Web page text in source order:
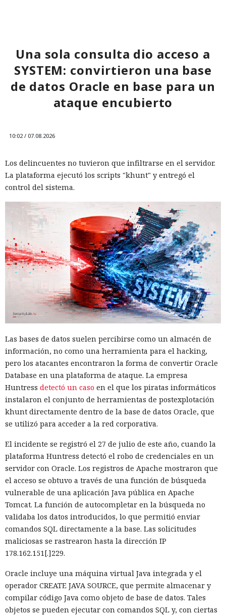
RAM y aceleran la compilación 2,3 veces.
Los desarrolladores, que durante años soportaron fallos
repentinos de Node.js al compilar aplicaciones complejas,
pudieron respirar más tranquilos: salió una nueva versión
del framework de JavaScript Next.js, que promete librarlos
del conocido mensaje «FATAL ERROR». El equipo de Next.jsp
resentóla versión 16.3 — la primera actualización
importante desde octubre de 2025, que reduce el consumo
de memoria RAM en desarrollo hasta un 90% y, además,
acelera el renderizado y el funcionamiento en general.
La contribución principal a la economía de memoria la
2022 sustituye progresivamente a Webpack en el proyecto.
En la nueva versión están activados por defecto el caché en
disco y el desplazamiento de datos no utilizados a disco. Una
instancia con 50 rutas (páginas separadas) ahora consume
alrededor de 840 megabytes en lugar de los anteriores 4,6
gigabytes — un ahorro de aproximadamente el 82%.
El caché en disco, probado ya en la versión 16.1, lee el caché
fragmentos de código que han cambiado. Según pruebas de
Vercel, una compilación de un proyecto que antes tardaba
21 segundos ahora se completa en 9,2 segundos — una
aceleración de 2,3 veces. El desplazamiento de memoria,
activado por defecto en modo de desarrollo, mueve los datos
no solicitados al disco cuando se aproxima al umbral de
carga y los vuelve a cargar cuando es necesario.
En modo experimental está disponible un nuevo
compilador de React escrito en Rust, integrado directamente
que antes requería pasar el código por eltranspilador
Babel, y es capaz de reducir el tiempo de compilación en un
34% en arranque en frío y en un 46% en recompilación.
la autenticación multifactor para los servicios en la nube y
vigilar la actividad de las cuentas por accesos desde
Una sola consulta dio acceso a
SYSTEM: convirtieron una base
de datos Oracle en base para un
ataque encubierto
10:02 / 07.08.2026
Los delincuentes no tuvieron que infiltrarse en el servidor.
La plataforma ejecutó los scripts "khunt" y entregó el
control del sistema.
Las bases de datos suelen percibirse como un almacén de
información, no como una herramienta para el hacking,
pero los atacantes encontraron la forma de convertir Oracle
Database en una plataforma de ataque. La empresa
Huntress detectó un caso en el que los piratas informáticos
instalaron el conjunto de herramientas de postexplotación
khunt directamente dentro de la base de datos Oracle, que
se utilizó para acceder a la red corporativa.
El incidente se registró el 27 de julio de este año, cuando la
plataforma Huntress detectó el robo de credenciales en un
servidor con Oracle. Los registros de Apache mostraron que
el acceso se obtuvo a través de una función de búsqueda
vulnerable de una aplicación Java pública en Apache
Tomcat. La función de autocompletar en la búsqueda no
validaba los datos introducidos, lo que permitió enviar
comandos SQL directamente a la base. Las solicitudes
maliciosas se rastrearon hasta la dirección IP
178.162.151[.]229.
Oracle incluye una máquina virtual Java integrada y el
operador CREATE JAVA SOURCE, que permite almacenar y
compilar código Java como objeto de base de datos. Tales
objetos se pueden ejecutar con comandos SQL y, con ciertas